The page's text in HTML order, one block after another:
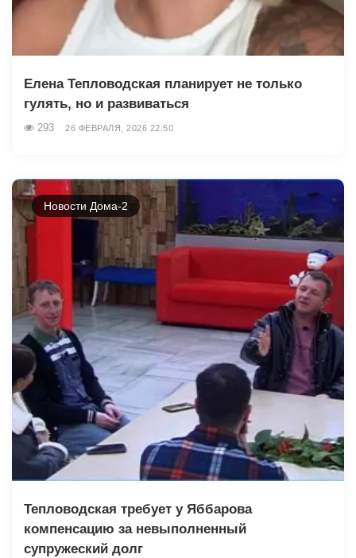
Елена Тепловодская планирует не только
гулять, но и развиваться
293 26 ФЕВРАЛЯ, 2026 22:50
Новости Дома-2
Тепловодская требует у Яббарова
компенсацию за невыполненный
супружеский долг